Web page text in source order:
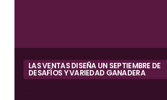
LAS VENTAS DISEÑA UN SEPTIEMBRE DE
DESAFÍOS Y VARIEDAD GANADERA